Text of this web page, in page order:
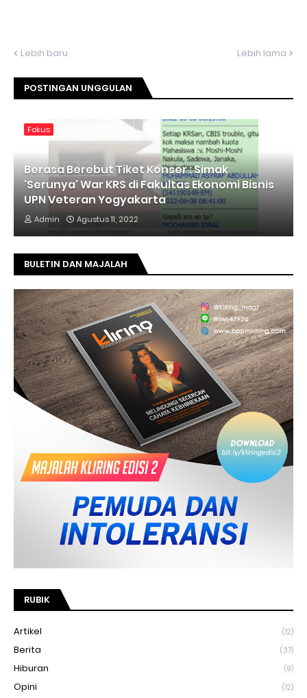
Lebih baru Lebih lama
POSTINGAN UNGGULAN
Fokus
Berasa Berebut Tiket Konser : Simak
'Serunya' War KRS di Fakultas Ekonomi Bisnis
UPN Veteran Yogyakarta
Admin Agustus 11, 2022
BULETIN DAN MAJALAH
RUBIK
Artikel (12)
Berita (37)
Hiburan (9)
Opini (12)